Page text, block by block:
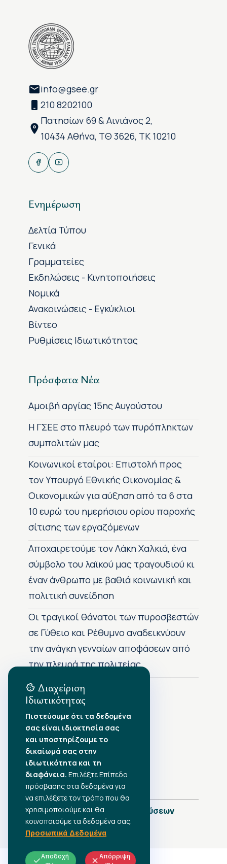
info@gsee.gr
210 8202100
Πατησίων 69 & Αινιάνος 2,
10434 Αθήνα, ΤΘ 3626, ΤΚ 10210
Ενημέρωση
Δελτία Τύπου
Γενικά
Γραμματείες
Εκδηλώσεις - Κινητοποιήσεις
Νομικά
Ανακοινώσεις - Εγκύκλιοι
Βίντεο
Ρυθμίσεις Ιδιωτικότητας
Πρόσφατα Νέα
Αμοιβή αργίας 15ης Αυγούστου
H ΓΣΕΕ στο πλευρό των πυρόπληκτων
συμπολιτών μας
Κοινωνικοί εταίροι: Επιστολή προς
τον Υπουργό Εθνικής Οικονομίας &
Οικονομικών για αύξηση από τα 6 στα
10 ευρώ του ημερήσιου ορίου παροχής
σίτισης των εργαζόμενων
Αποχαιρετούμε τον Λάκη Χαλκιά, ένα
σύμβολο του λαϊκού μας τραγουδιού κι
έναν άνθρωπο με βαθιά κοινωνική και
πολιτική συνείδηση
Οι τραγικοί θάνατοι των πυροσβεστών
σε Γύθειο και Ρέθυμνο αναδεικνύουν
την ανάγκη γενναίων αποφάσεων από
την πλευρά της πολιτείας
Αρχείο Δημοσιεύσεων
•Αύγουστος 2026
•Ιούλιος 2026
•Ιούνιος 2026
•Μάιος 2026
•Απρίλιος 2026
•Μάρτιος 2026
Πλήρες Ημερολόγιο Δημοσιεύσεων
Διαχείριση
Ιδιωτικότητας
Πιστεύουμε ότι τα δεδομένα
σας είναι ιδιοκτησία σας
και υποστηρίζουμε το
δικαίωμά σας στην
ιδιωτικότητα και τη
διαφάνεια. Επιλέξτε Επίπεδο
πρόσβασης στα δεδομένα για
να επιλέξετε τον τρόπο που θα
χρησιμοποιούμε και θα
κοινοποιούμε τα δεδομένα σας.
Προσωπικά Δεδομένα
Αποδοχή
Απόρριψη